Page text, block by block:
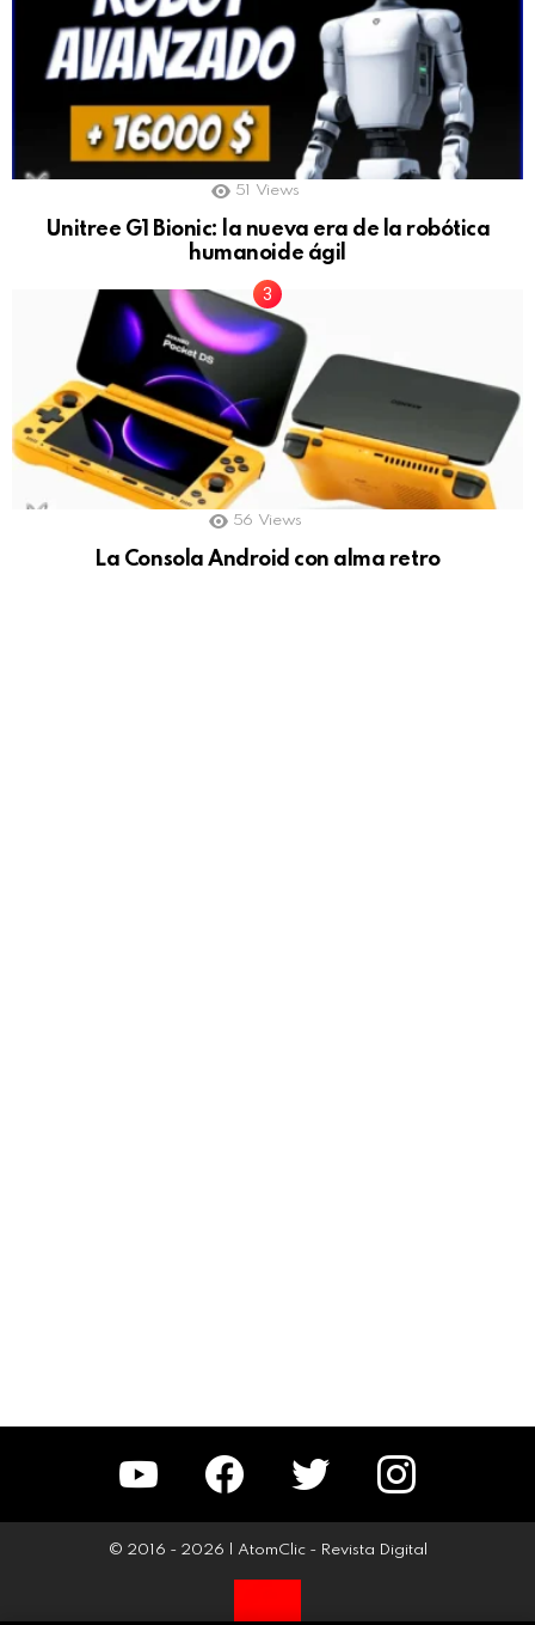
51 Views
Unitree G1 Bionic: la nueva era de la robótica
humanoide ágil
56 Views
La Consola Android con alma retro
YouTube Facebook Twitter Instagram
© 2016 - 2026 | AtomClic - Revista Digital